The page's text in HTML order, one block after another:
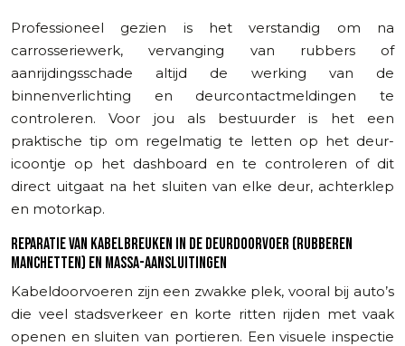
Professioneel gezien is het verstandig om na
carrosseriewerk, vervanging van rubbers of
aanrijdingsschade altijd de werking van de
binnenverlichting en deurcontactmeldingen te
controleren. Voor jou als bestuurder is het een
praktische tip om regelmatig te letten op het deur-
icoontje op het dashboard en te controleren of dit
direct uitgaat na het sluiten van elke deur, achterklep
en motorkap.
REPARATIE VAN KABELBREUKEN IN DE DEURDOORVOER (RUBBEREN
MANCHETTEN) EN MASSA-AANSLUITINGEN
Kabeldoorvoeren zijn een zwakke plek, vooral bij auto’s
die veel stadsverkeer en korte ritten rijden met vaak
openen en sluiten van portieren. Een visuele inspectie